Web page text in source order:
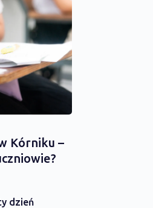
Kórniku –
dzień